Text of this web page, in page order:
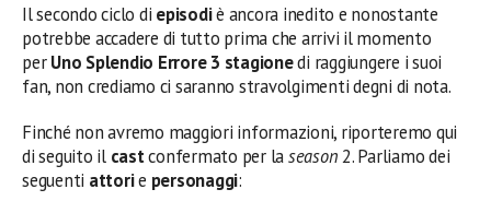
Il secondo ciclo di episodiè ancora inedito e nonostante
potrebbe accadere di tutto prima che arrivi il momento
perUno Splendio Errore 3 stagionedi raggiungere i suoi
fan, non crediamo ci saranno stravolgimenti degni di nota.
Finché non avremo maggiori informazioni, riporteremo qui
di seguito il castconfermato per laseason2. Parliamo dei
seguenti attorie personaggi: